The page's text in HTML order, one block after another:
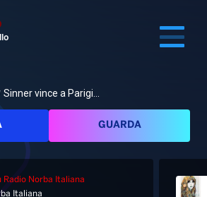
Cerca
Sinner vince a Parigi...
GUARDA
Radio Norba Italiana
Italiana